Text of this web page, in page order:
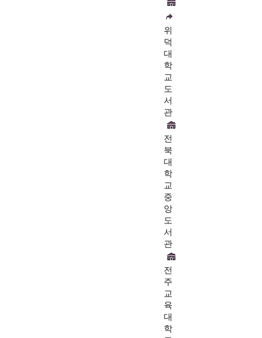
위
덕
대
학
교
도
서
관
전
북
대
학
교
중
앙
도
서
관
전
주
교
육
대
학